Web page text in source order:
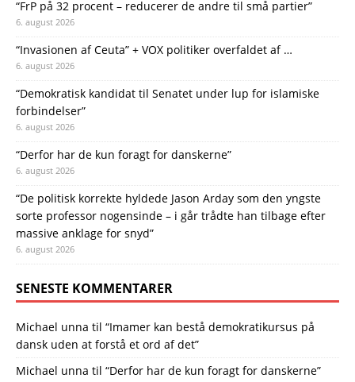
“FrP på 32 procent – reducerer de andre til små partier”
6. august 2026
“Invasionen af Ceuta” + VOX politiker overfaldet af …
6. august 2026
“Demokratisk kandidat til Senatet under lup for islamiske
forbindelser”
6. august 2026
“Derfor har de kun foragt for danskerne”
6. august 2026
“De politisk korrekte hyldede Jason Arday som den yngste
sorte professor nogensinde – i går trådte han tilbage efter
massive anklage for snyd”
6. august 2026
SENESTE KOMMENTARER
Michael unna til “Imamer kan bestå demokratikursus på
dansk uden at forstå et ord af det”
Michael unna til “Derfor har de kun foragt for danskerne”